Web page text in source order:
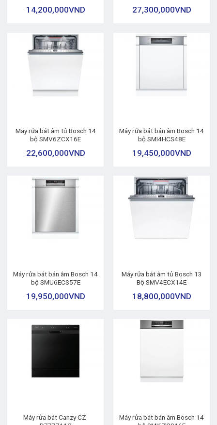
14,200,000VND 27,300,000VND
Máy rửa bát âm tủ Bosch 14
bộ SMV6ZCX16E
22,600,000VND
Máy rửa bát bán âm Bosch 14
bộ SMI4HCS48E
19,450,000VND
Máy rửa bát bán âm Bosch 14
bộ SMU6ECS57E
19,950,000VND
Máy rửa bát âm tủ Bosch 13
Bộ SMV4ECX14E
18,800,000VND
Máy rửa bát Canzy CZ-
Máy rửa bát bán âm Bosch 14